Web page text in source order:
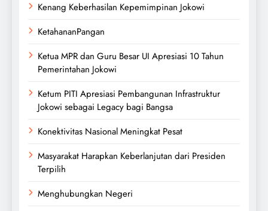
Kenang Keberhasilan Kepemimpinan Jokowi
KetahananPangan
Ketua MPR dan Guru Besar UI Apresiasi 10 Tahun
Pemerintahan Jokowi
Ketum PITI Apresiasi Pembangunan Infrastruktur
Jokowi sebagai Legacy bagi Bangsa
Konektivitas Nasional Meningkat Pesat
Masyarakat Harapkan Keberlanjutan dari Presiden
Terpilih
Menghubungkan Negeri